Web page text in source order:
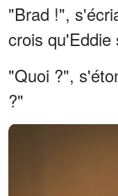
"Brad !",
crois
"Quoi ?",
?"